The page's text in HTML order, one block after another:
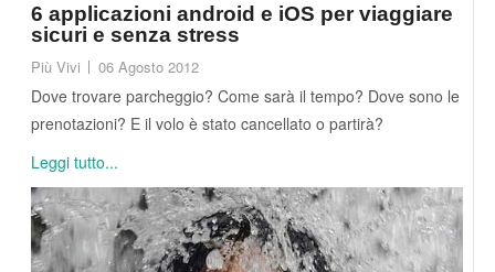
6 applicazioni android e iOS per viaggiare
sicuri e senza stress
Più Vivi 06 Agosto 2012
Dove trovare parcheggio? Come sarà il tempo? Dove sono le
prenotazioni? E il volo è stato cancellato o partirà?
Leggi tutto...